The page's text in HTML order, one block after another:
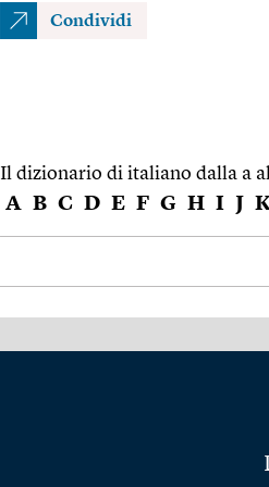
Condividi
Il dizionario di italiano dalla a
A B C D E F G H I J